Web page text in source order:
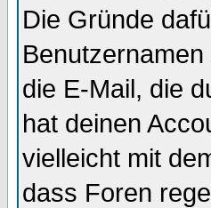
Die Gründe
die E-Mail, die
hat deinen
vielleicht mit
dass Foren